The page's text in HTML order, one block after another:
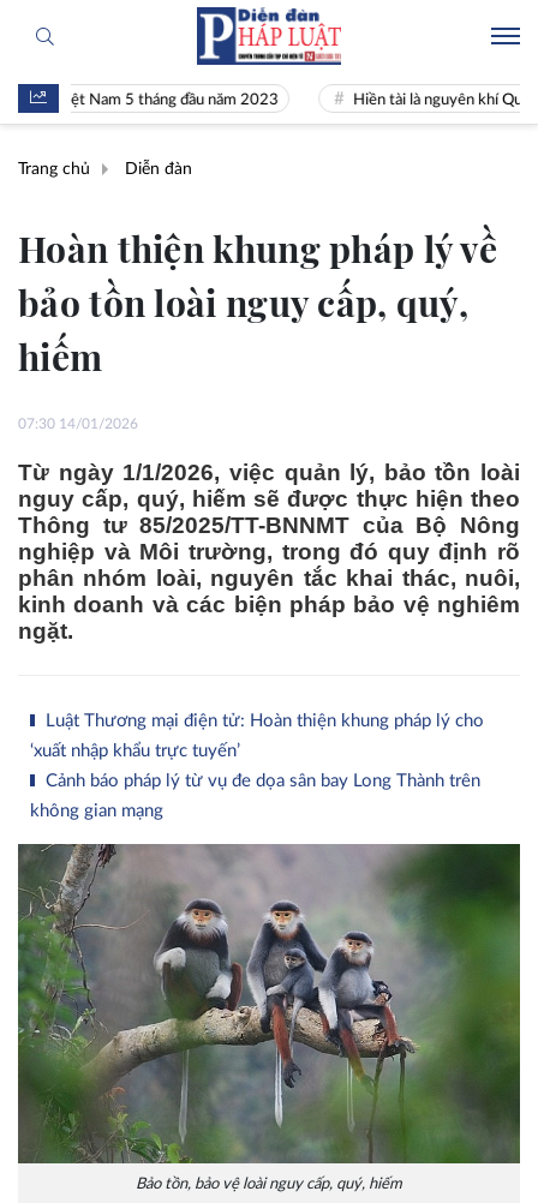
Nam 5 tháng đầu năm 2023 Hiền tài là nguyên khí Quốc gia
Trang chủ Diễn đàn
Hoàn thiện khung pháp lý về
bảo tồn loài nguy cấp, quý,
hiếm
07:30 14/01/2026
Từ ngày 1/1/2026, việc quản lý, bảo tồn loài
nguy cấp, quý, hiếm sẽ được thực hiện theo
Thông tư 85/2025/TT-BNNMT của Bộ Nông
nghiệp và Môi trường, trong đó quy định rõ
phân nhóm loài, nguyên tắc khai thác, nuôi,
kinh doanh và các biện pháp bảo vệ nghiêm
ngặt.
Luật Thương mại điện tử: Hoàn thiện khung pháp lý cho
‘xuất nhập khẩu trực tuyến’
Cảnh báo pháp lý từ vụ đe dọa sân bay Long Thành trên
không gian mạng
Bảo tồn, bảo vệ loài nguy cấp, quý, hiếm